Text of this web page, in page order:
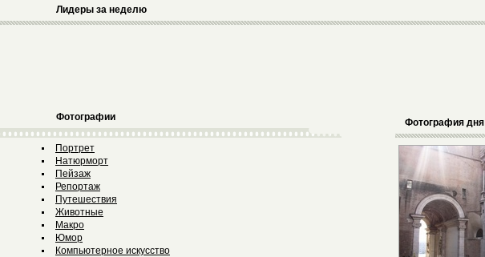
Лидеры за неделю
Фотографии
Портрет
Натюрморт
Пейзаж
Репортаж
Путешествия
Животные
Макро
Юмор
Компьютерное искусство
Фотография дня